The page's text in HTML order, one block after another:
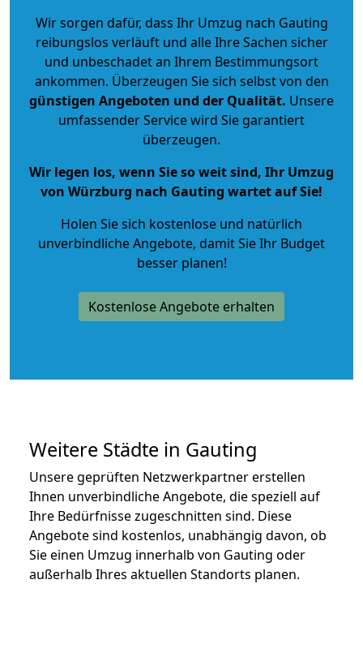
Wir sorgen dafür, dass Ihr Umzug nach Gauting
reibungslos verläuft und alle Ihre Sachen sicher
und unbeschadet an Ihrem Bestimmungsort
ankommen. Überzeugen Sie sich selbst von den
günstigen Angeboten und der Qualität. Unsere
umfassender Service wird Sie garantiert
überzeugen.
Wir legen los, wenn Sie so weit sind, Ihr Umzug
von Würzburg nach Gauting wartet auf Sie!
Holen Sie sich kostenlose und natürlich
unverbindliche Angebote, damit Sie Ihr Budget
besser planen!
Kostenlose Angebote erhalten
Weitere Städte in Gauting
Unsere geprüften Netzwerkpartner erstellen
Ihnen unverbindliche Angebote, die speziell auf
Ihre Bedürfnisse zugeschnitten sind. Diese
Angebote sind kostenlos, unabhängig davon, ob
Sie einen Umzug innerhalb von Gauting oder
außerhalb Ihres aktuellen Standorts planen.